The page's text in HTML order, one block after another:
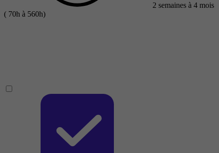
2 semaines à 4 mois
( 70h à 560h)